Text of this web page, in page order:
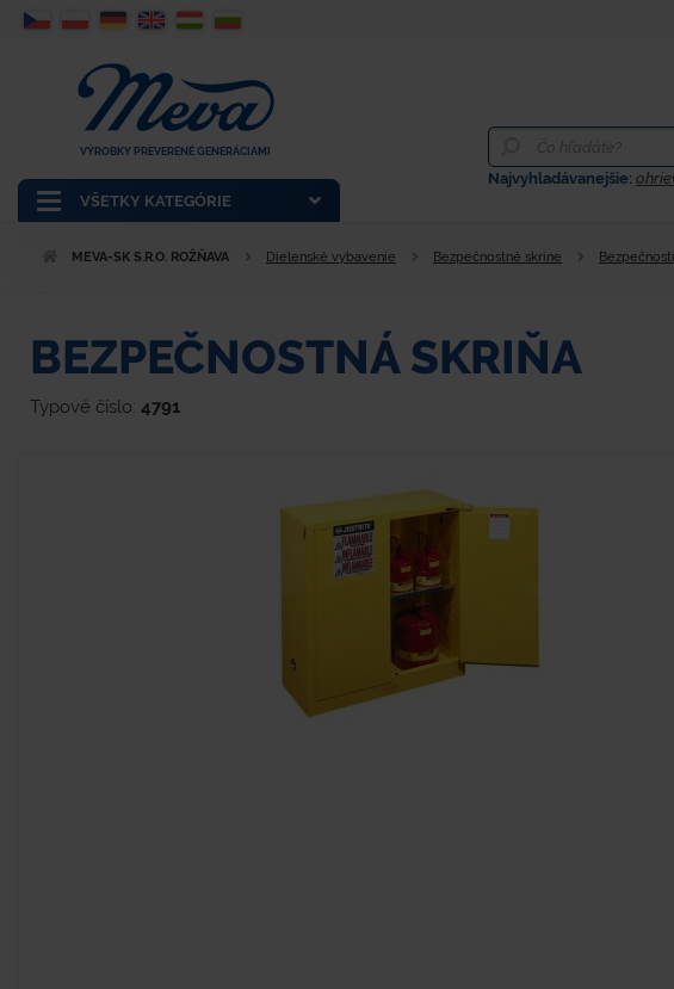
VŠETKY KATEGÓRIE
VÝROBKY PREVERENÉ GENERÁCIAMI
Najvyhladávanejšie:
MEVA-SK S.R.O. ROŽŇAVA Dielenské vybavenie Bezpečnostné skrine
BEZPEČNOSTNÁ SKRIŇA
Typové číslo: 4791